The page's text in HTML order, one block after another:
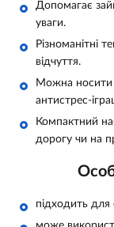
Допомагає
уваги.
Різноманітні
відчуття.
Можна носити
антистрес-
Компактний
дорогу чи на
підходить для